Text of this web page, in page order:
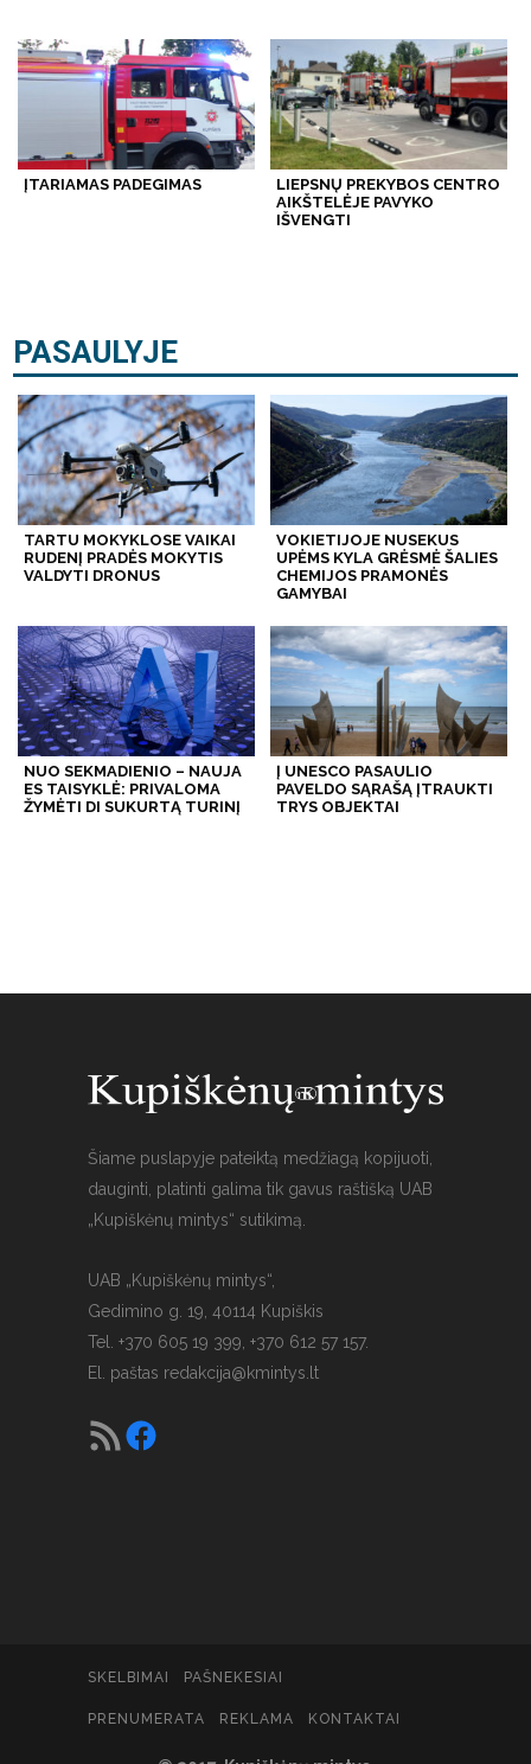
ĮTARIAMAS PADEGIMAS
LIEPSNŲ PREKYBOS CENTRO
AIKŠTELĖJE PAVYKO
IŠVENGTI
PASAULYJE
TARTU MOKYKLOSE VAIKAI
RUDENĮ PRADĖS MOKYTIS
VALDYTI DRONUS
VOKIETIJOJE NUSEKUS
UPĖMS KYLA GRĖSMĖ ŠALIES
CHEMIJOS PRAMONĖS
GAMYBAI
NUO SEKMADIENIO – NAUJA
ES TAISYKLĖ: PRIVALOMA
ŽYMĖTI DI SUKURTĄ TURINĮ
Į UNESCO PASAULIO
PAVELDO SĄRAŠĄ ĮTRAUKTI
TRYS OBJEKTAI
Šiame puslapyje pateiktą medžiagą kopijuoti,
dauginti, platinti galima tik gavus raštišką UAB
„Kupiškėnų mintys“ sutikimą.
UAB „Kupiškėnų mintys“,
Gedimino g. 19, 40114 Kupiškis
Tel. +370 605 19 399, +370 612 57 157.
El. paštas redakcija@kmintys.lt
SKELBIMAI PAŠNEKESIAI
PRENUMERATA REKLAMA KONTAKTAI